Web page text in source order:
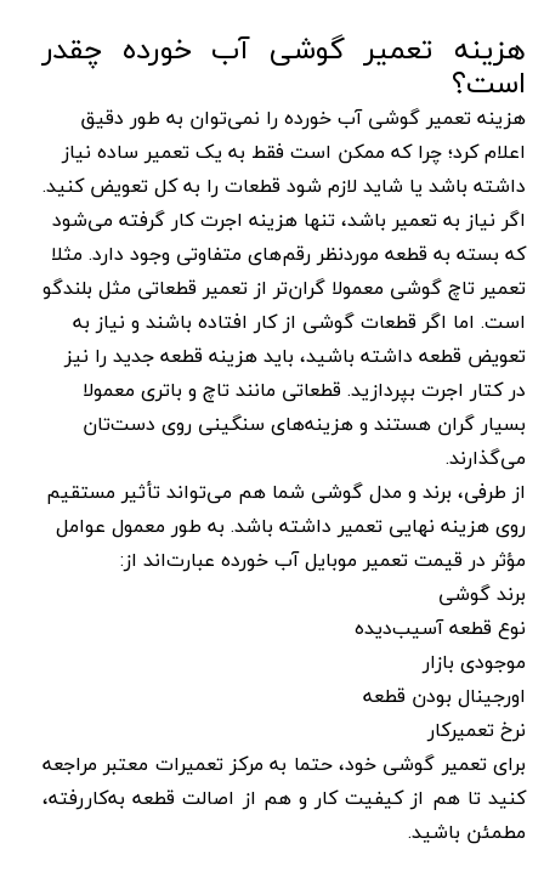
هزینه تعمیر گوشی آب خورده چقدر
است؟
هزینه تعمیر گوشی آب خورده را نمی‌توان به طور دقیق
اعلام کرد؛ چرا که ممکن است فقط به یک تعمیر ساده نیاز
داشته باشد یا شاید لازم شود قطعات را به کل تعویض کنید.
اگر نیاز به تعمیر باشد، تنها هزینه اجرت کار گرفته می‌شود
که بسته به قطعه موردنظر رقم‌های متفاوتی وجود دارد. مثلا
تعمیر تاچ گوشی معمولا گران‌تر از تعمیر قطعاتی مثل بلندگو
است. اما اگر قطعات گوشی از کار افتاده باشند و نیاز به
تعویض قطعه داشته باشید، باید هزینه قطعه جدید را نیز
در کتار اجرت بپردازید. قطعاتی مانند تاچ و باتری معمولا
بسیار گران هستند و هزینه‌های سنگینی روی دست‌تان
می‌گذارند.
از طرفی، برند و مدل گوشی شما هم می‌تواند تأثیر مستقیم
روی هزینه نهایی تعمیر داشته باشد. به طور معمول عوامل
مؤثر در قیمت تعمیر موبایل آب خورده عبارت‌اند از:
برند گوشی
نوع قطعه آسیب‌دیده
موجودی بازار
اورجینال بودن قطعه
نرخ تعمیرکار
برای تعمیر گوشی خود، حتما به مرکز تعمیرات معتبر مراجعه
کنید تا هم از کیفیت کار و هم از اصالت قطعه به‌کاررفته،
مطمئن باشید.